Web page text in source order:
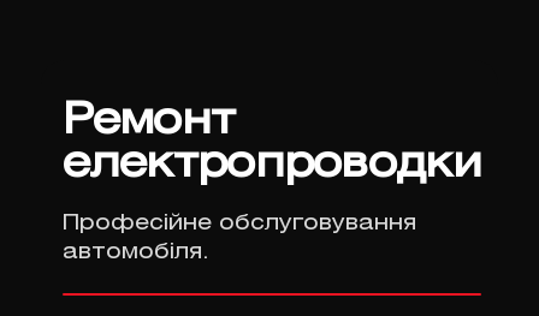
Ремонт
електропроводки
Професійне обслуговування
автомобіля.